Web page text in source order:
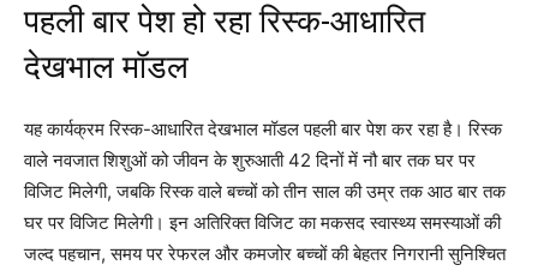
पहली बार पेश हो रहा रिस्क-आधारित
देखभाल मॉडल
यह कार्यक्रम रिस्क-आधारित देखभाल मॉडल पहली बार पेश कर रहा है। रिस्क
वाले नवजात शिशुओं को जीवन के शुरुआती 42 दिनों में नौ बार तक घर पर
विजिट मिलेगी, जबकि रिस्क वाले बच्चों को तीन साल की उम्र तक आठ बार तक
घर पर विजिट मिलेगी। इन अतिरिक्त विजिट का मकसद स्वास्थ्य समस्याओं की
जल्द पहचान, समय पर रेफरल और कमजोर बच्चों की बेहतर निगरानी सुनिश्चित